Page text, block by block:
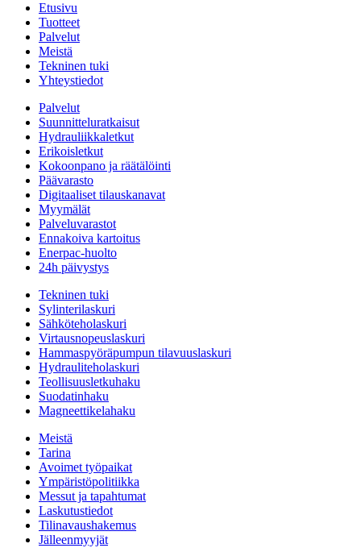
Etusivu
Tuotteet
Palvelut
Meistä
Tekninen tuki
Yhteystiedot
Palvelut
Suunnitteluratkaisut
Hydrauliikkaletkut
Erikoisletkut
Kokoonpano ja räätälöinti
Päävarasto
Digitaaliset tilauskanavat
Myymälät
Palveluvarastot
Ennakoiva kartoitus
Enerpac-huolto
24h päivystys
Tekninen tuki
Sylinterilaskuri
Sähköteholaskuri
Virtausnopeuslaskuri
Hammaspyöräpumpun tilavuuslaskuri
Hydrauliteholaskuri
Teollisuusletkuhaku
Suodatinhaku
Magneettikelahaku
Meistä
Tarina
Avoimet työpaikat
Ympäristöpolitiikka
Messut ja tapahtumat
Laskutustiedot
Tilinavaushakemus
Jälleenmyyjät